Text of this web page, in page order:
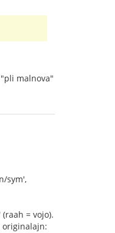
malnova"
sym',
= vojo).
originalajn: